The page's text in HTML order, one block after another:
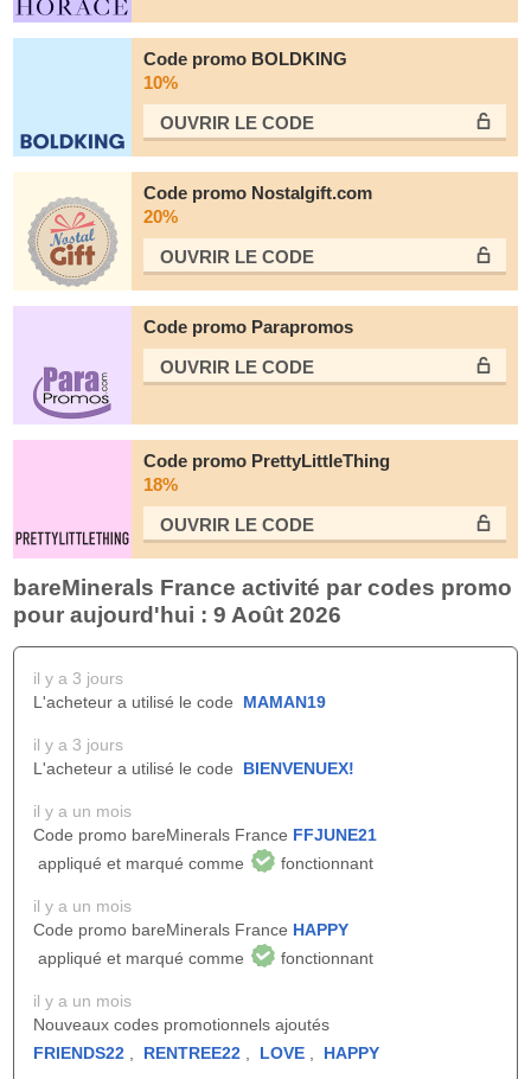
Code promo BOLDKING
10%
OUVRIR LE СODE
Code promo Nostalgift.com
20%
OUVRIR LE СODE
Code promo Parapromos
OUVRIR LE СODE
Code promo PrettyLittleThing
18%
OUVRIR LE СODE
bareMinerals France activité par codes promo
pour aujourd'hui : 9 Août 2026
il y a 3 jours
L'acheteur a utilisé le code MAMAN19
il y a 3 jours
L'acheteur a utilisé le code BIENVENUEX!
il y a un mois
Code promo bareMinerals France FFJUNE21
appliqué et marqué comme
fonctionnant
il y a un mois
Code promo bareMinerals France HAPPY
appliqué et marqué comme
fonctionnant
il y a un mois
Nouveaux codes promotionnels ajoutés
FRIENDS22
RENTREE22 LOVE HAPPY